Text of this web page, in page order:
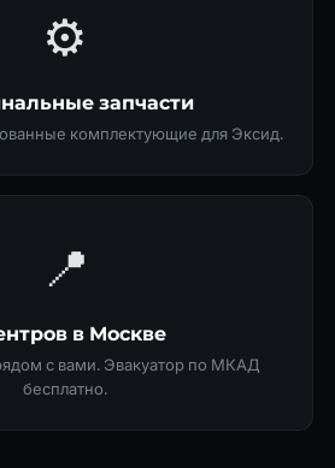
⚙️
запчасти
комплектующие для Эксид.
📍
в Москве
с вами. Эвакуатор по МКАД
бесплатно.